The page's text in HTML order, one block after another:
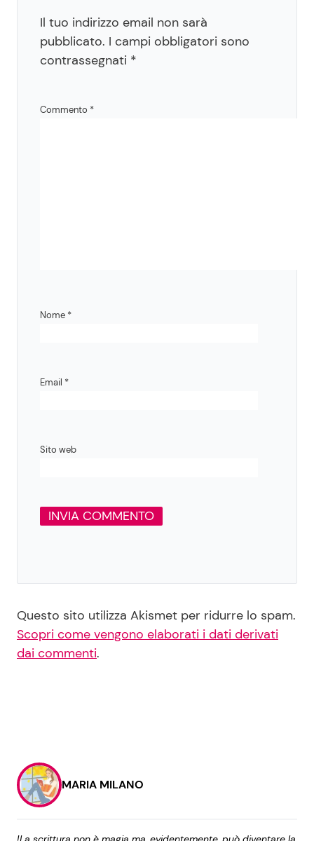
Il tuo indirizzo email non sarà
pubblicato. I campi obbligatori sono
contrassegnati *
Commento *
Nome *
Email *
Sito web
Questo sito utilizza Akismet per ridurre lo spam.
Scopri come vengono elaborati i dati derivati
dai commenti.
MARIA MILANO